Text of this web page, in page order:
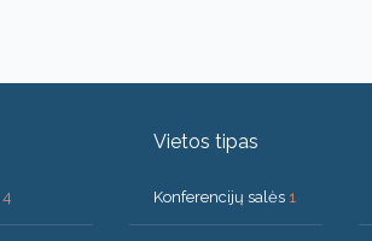
4
Vietos tipas
Konferencijų salės 1